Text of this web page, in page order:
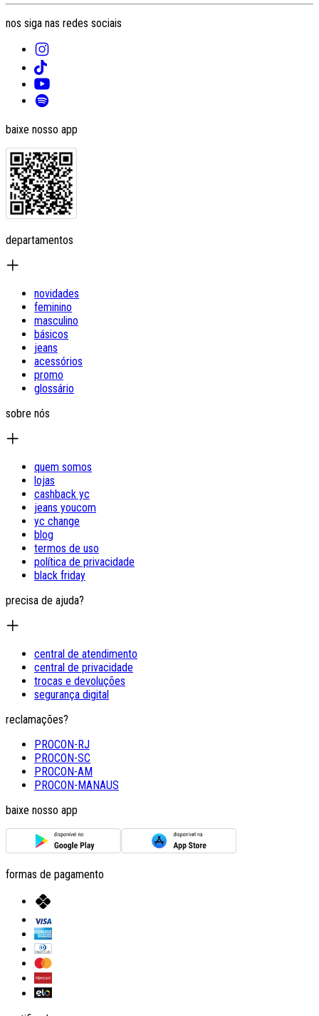
nos siga nas redes sociais
baixe nosso app
departamentos
novidades
feminino
masculino
básicos
jeans
acessórios
promo
glossário
sobre nós
quem somos
lojas
cashback yc
jeans youcom
yc change
blog
termos de uso
política de privacidade
black friday
precisa de ajuda?
central de atendimento
central de privacidade
trocas e devoluções
segurança digital
reclamações?
PROCON-RJ
PROCON-SC
PROCON-AM
PROCON-MANAUS
baixe nosso app
formas de pagamento